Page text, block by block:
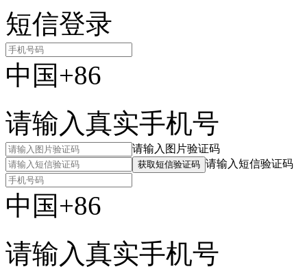
短信登录
中国+86
请输入真实手机号
请输入图片验证码
获取短信验证码 请输入短信验证码
中国+86
请输入真实手机号